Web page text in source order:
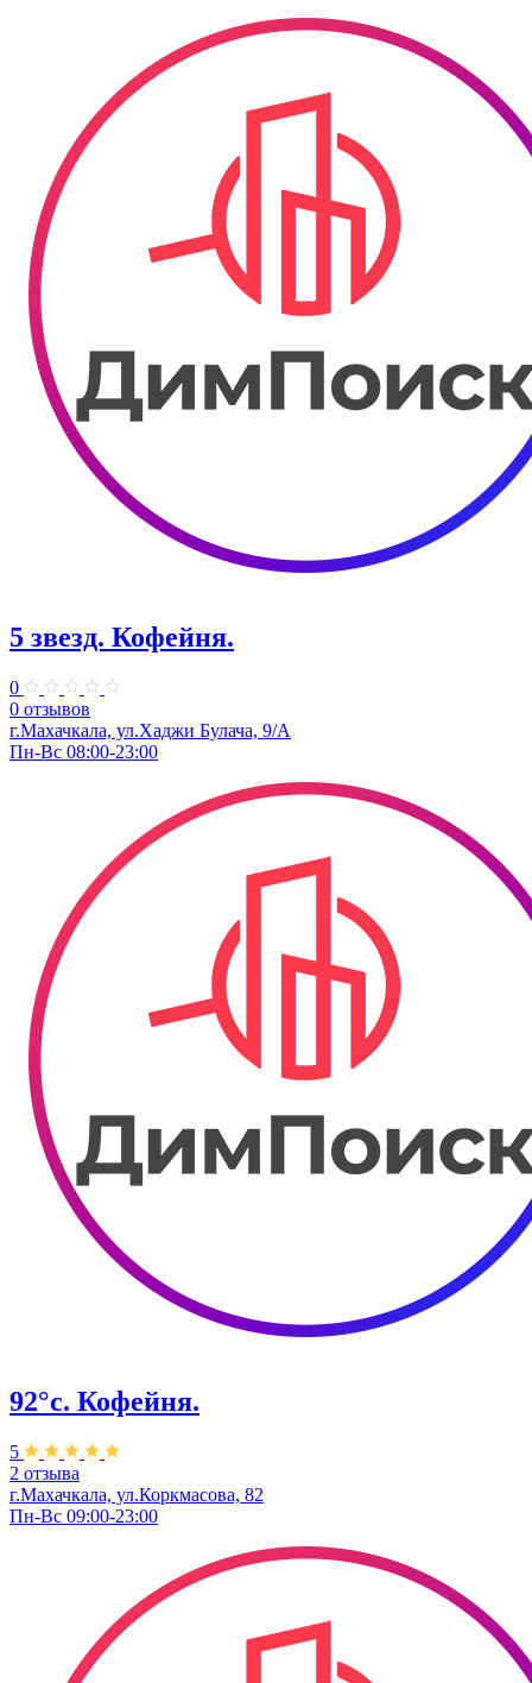
5 звезд. Кофейня.
0
0 отзывов
г.Махачкала, ул.Хаджи Булача, 9/А
Пн-Вс 08:00-23:00
92°с. Кофейня.
5
2 отзыва
г.Махачкала, ​ул.Коркмасова, 82
Пн-Вс 09:00-23:00